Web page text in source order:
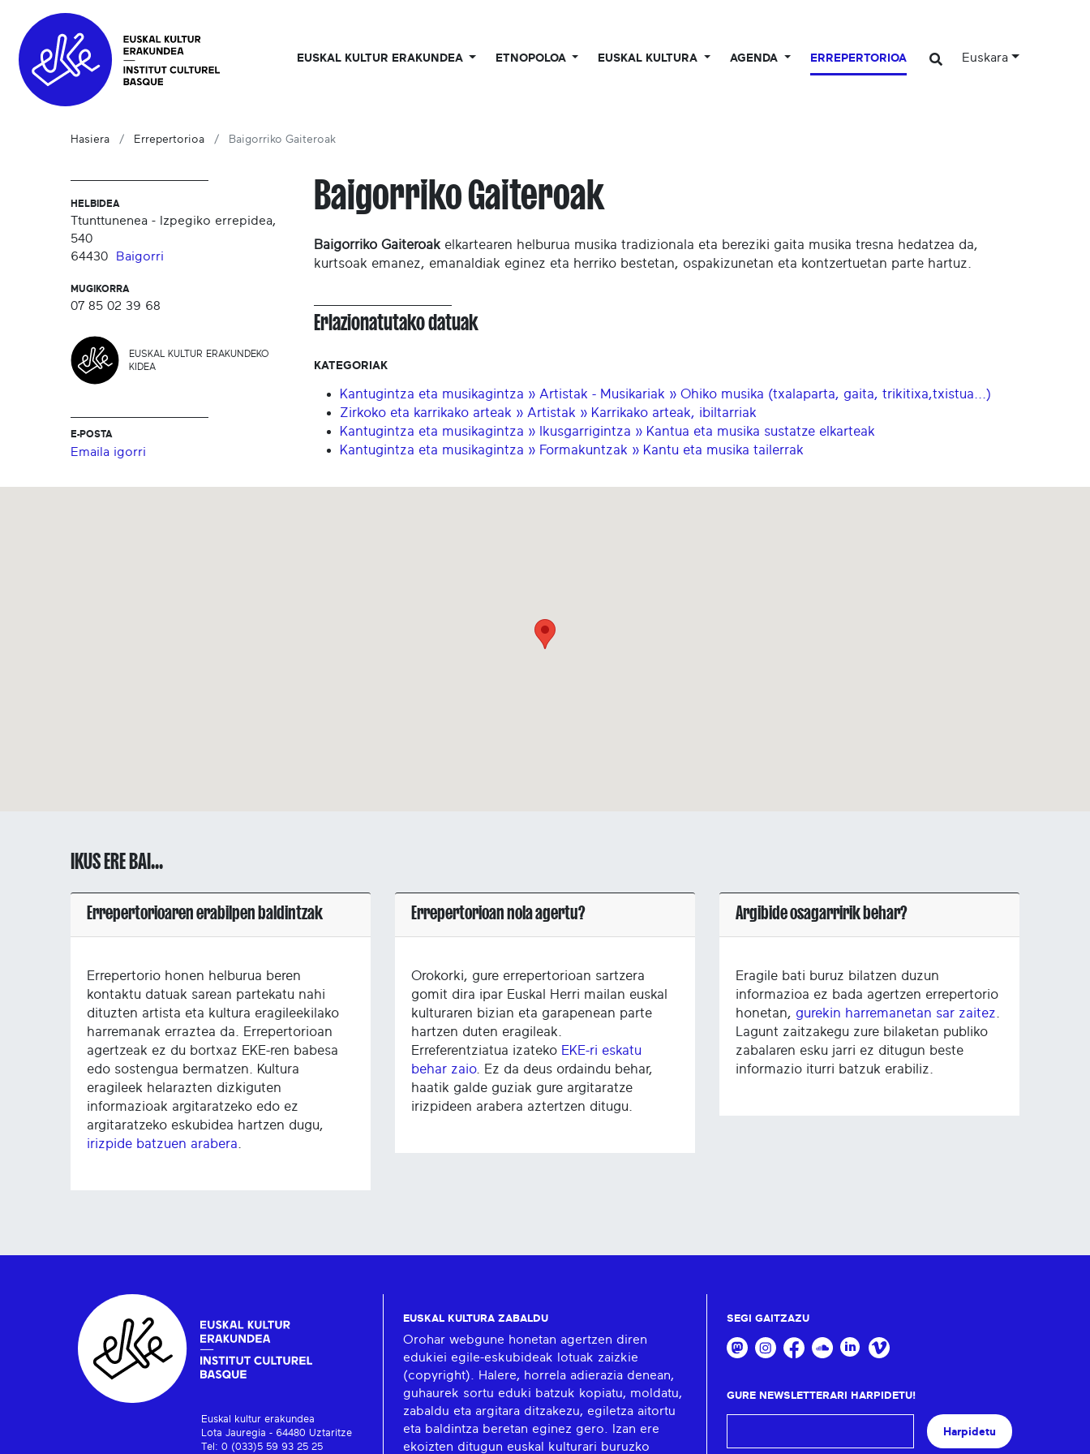
EUSKAL KULTUR ERAKUNDEA ETNOPOLOA EUSKAL KULTURA AGENDA ERREPERTORIOA Euskara
Hasiera Errepertorioa Baigorriko Gaiteroak
HELBIDEA
Ttunttunenea - Izpegiko errepidea,
540
64430
Baigorri
MUGIKORRA
07 85 02 39 68
EUSKAL KULTUR ERAKUNDEKO
KIDEA
E-POSTA
Emaila igorri
Baigorriko Gaiteroak
Baigorriko Gaiteroak elkartearen helburua musika tradizionala eta bereziki gaita musika tresna hedatzea da,
kurtsoak emanez, emanaldiak eginez eta herriko bestetan, ospakizunetan eta kontzertuetan parte hartuz.
Erlazionatutako datuak
KATEGORIAK
Kantugintza eta musikagintza » Artistak - Musikariak » Ohiko musika (txalaparta, gaita, trikitixa,txistua...)
Zirkoko eta karrikako arteak » Artistak » Karrikako arteak, ibiltarriak
Kantugintza eta musikagintza » Ikusgarrigintza » Kantua eta musika sustatze elkarteak
Kantugintza eta musikagintza » Formakuntzak » Kantu eta musika tailerrak
IKUS ERE BAI...
Errepertorioaren erabilpen baldintzak
Errepertorio honen helburua beren
kontaktu datuak sarean partekatu nahi
dituzten artista eta kultura eragileekilako
harremanak erraztea da. Errepertorioan
agertzeak ez du bortxaz EKE-ren babesa
edo sostengua bermatzen. Kultura
eragileek helarazten dizkiguten
informazioak argitaratzeko edo ez
argitaratzeko eskubidea hartzen dugu,
irizpide batzuen arabera
Errepertorioan nola agertu?
Orokorki, gure errepertorioan sartzera
gomit dira ipar Euskal Herri mailan euskal
kulturaren bizian eta garapenean parte
hartzen duten eragileak.
Erreferentziatua izateko EKE-ri eskatu
behar zaio. Ez da deus ordaindu behar,
haatik galde guziak gure argitaratze
irizpideen arabera aztertzen ditugu.
Argibide osagarririk behar?
Eragile bati buruz bilatzen duzun
informazioa ez bada agertzen errepertorio
honetan, gurekin harremanetan sar zaitez
Lagunt zaitzakegu zure bilaketan publiko
zabalaren esku jarri ez ditugun beste
informazio iturri batzuk erabiliz.
Euskal kultur erakundea
Lota Jauregia - 64480 Uztaritze
Tel: 0 (033)5 59 93 25 25
EUSKAL KULTURA ZABALDU
Orohar webgune honetan agertzen diren
edukiei egile-eskubideak lotuak zaizkie
(copyright). Halere, horrela adierazia denean,
guhaurek sortu eduki batzuk kopiatu, moldatu,
zabaldu eta argitara ditzakezu, egiletza aitortu
eta baldintza beretan eginez gero. Izan ere
ekoizten ditugun euskal kulturari buruzko
SEGI GAITZAZU
GURE NEWSLETTERARI HARPIDETU!
Harpidetu